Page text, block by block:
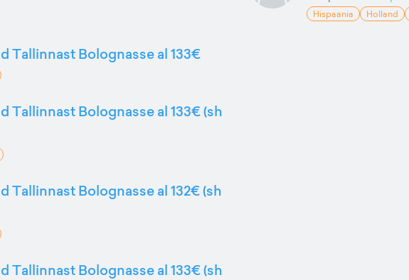
Tallinnast Bolognasse al 133€
Tallinnast Bolognasse al 133€ (sh
Tallinnast Bolognasse al 132€ (sh
Tallinnast Bolognasse al 133€ (sh
Hispaania Holland